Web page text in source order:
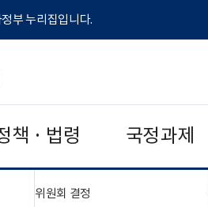
부 누리집입니다.
책 · 법령 국정과제
위원회 결정